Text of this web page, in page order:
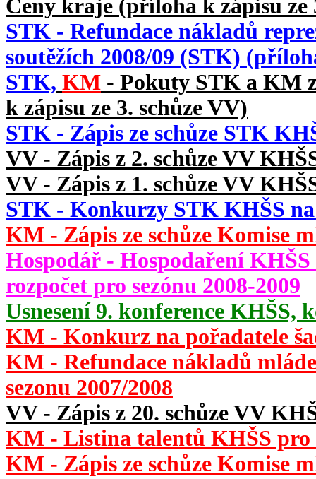
Ceny kraje (příloha k zápisu ze
STK - Refundace nákladů
soutěžích 2008/09 (STK)
STK, KM - Pokuty STK a KM
k zápisu ze 3. schůze VV)
STK - Zápis ze schůze STK
VV - Zápis z 2. schůze VV
VV - Zápis z 1. schůze VV
STK - Konkurzy STK KHŠS na
KM - Zápis ze schůze Komise
Hospodář - Hospodaření KHŠS
rozpočet pro sezónu 2008-2009
Usnesení 9. konference KHŠS,
KM - Konkurz na pořadatele
KM - Refundace nákladů
sezonu 2007/2008
VV - Zápis z 20. schůze VV
KM - Listina talentů KHŠS pro
KM - Zápis ze schůze Komise